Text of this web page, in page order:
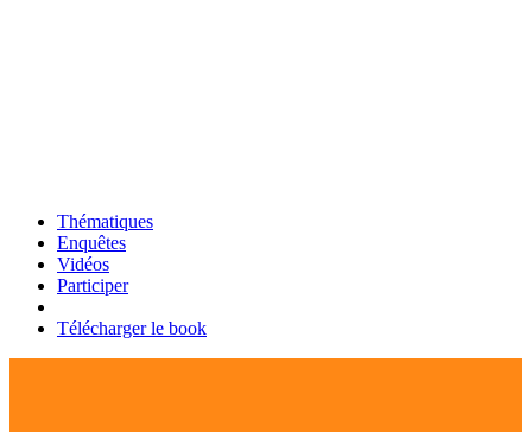
Thématiques
Enquêtes
Vidéos
Participer
Télécharger le book